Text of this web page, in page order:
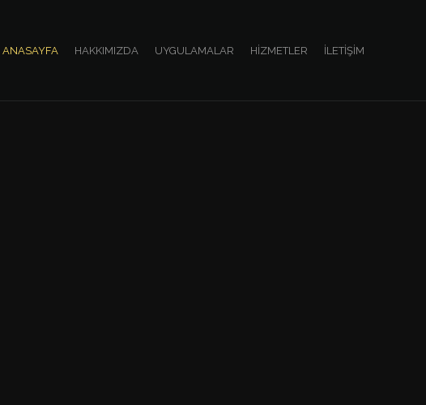
ANASAYFA HAKKIMIZDA UYGULAMALAR HIZMETLER İLETIŞIM